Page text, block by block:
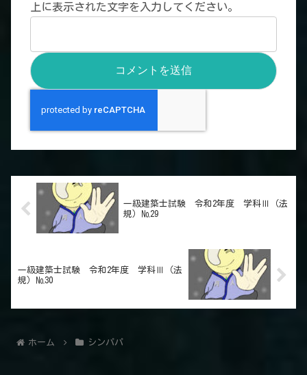
上に表示された文字を入力してください。
一級建築士試験 令和2年度 学科Ⅲ（法
規）№29
一級建築士試験 令和2年度 学科Ⅲ（法
規）№30
ホーム シンパパ